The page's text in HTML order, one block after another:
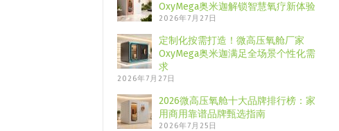
OxyMega奥米迦解锁智慧氧疗新体验
2026年7月27日
定制化按需打造！微高压氧舱厂家
OxyMega奥米迦满足全场景个性化需
求
2026年7月27日
2026微高压氧舱十大品牌排行榜：家
用商用靠谱品牌甄选指南
2026年7月25日